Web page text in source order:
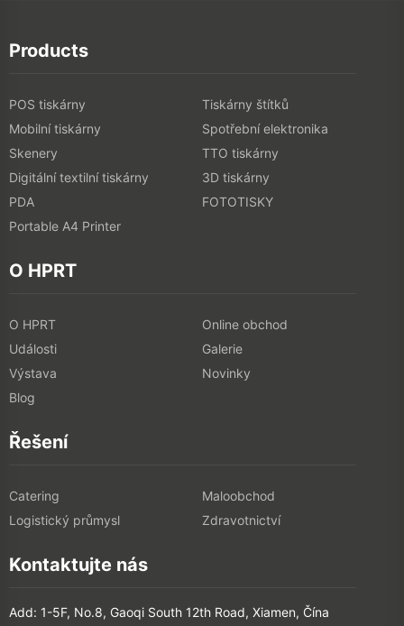
Products
POS tiskárny
Tiskárny štítků
Mobilní tiskárny
Spotřební elektronika
Skenery
TTO tiskárny
Digitální textilní tiskárny
3D tiskárny
PDA
FOTOTISKY
Portable A4 Printer
O HPRT
O HPRT
Online obchod
Události
Galerie
Výstava
Novinky
Blog
Řešení
Catering
Maloobchod
Logistický průmysl
Zdravotnictví
Kontaktujte nás
Add: 1-5F, No.8, Gaoqi South 12th Road, Xiamen, Čína